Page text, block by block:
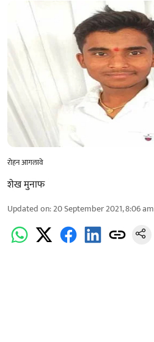
रोहन आगलावे
शेख मुनाफ
Updated on:20 September 2021, 8:06 am